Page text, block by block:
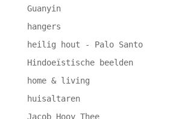
Guanyin
hangers
heilig hout - Palo Santo
Hindoeïstische beelden
home & living
huisaltaren
Jacob Hooy Thee